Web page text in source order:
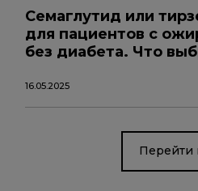
Семаглутид или
для пациентов с
без диабета. Что
16.05.2025
Перейти